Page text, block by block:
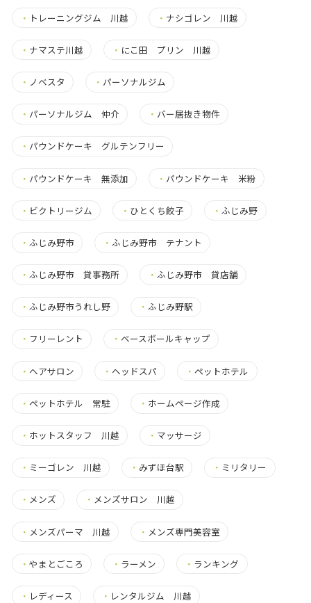
・ トレーニングジム 川越 ・ ナシゴレン 川越
・ ナマステ川越 ・ にこ田 プリン 川越
・ ノベスタ ・ パーソナルジム
・ パーソナルジム 仲介 ・ バー居抜き物件
・ パウンドケーキ グルテンフリー
・ パウンドケーキ 無添加 ・ パウンドケーキ 米粉
・ ビクトリージム ・ ひとくち餃子 ・ふじみ野
・ ふじみ野市 ・ふじみ野市 テナント
・ ふじみ野市 貸事務所 ・ふじみ野市 貸店舗
・ ふじみ野市うれし野 ・ふじみ野駅
・ フリーレント ・ ベースボールキャップ
・ ヘアサロン ・ ヘッドスパ ・ペットホテル
・ ペットホテル 常駐 ・ ホームページ作成
・ ホットスタッフ 川越 ・ マッサージ
・ ミーゴレン 川越 ・ みずほ台駅 ・ ミリタリー
・ メンズ ・ メンズサロン 川越
・ メンズパーマ 川越 ・ メンズ専門美容室
・ やまとごころ ・ ラーメン ・ ランキング
・ レディース ・ レンタルジム 川越